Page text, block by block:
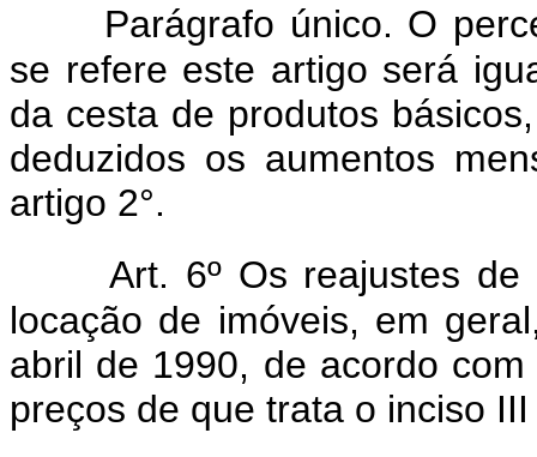
Parágrafo único. O
se refere este artigo será
da cesta de produtos
deduzidos os aumentos
artigo 2°.
Art. 6º Os reajustes
locação de imóveis, em
abril de 1990, de acordo
preços de que trata o inciso